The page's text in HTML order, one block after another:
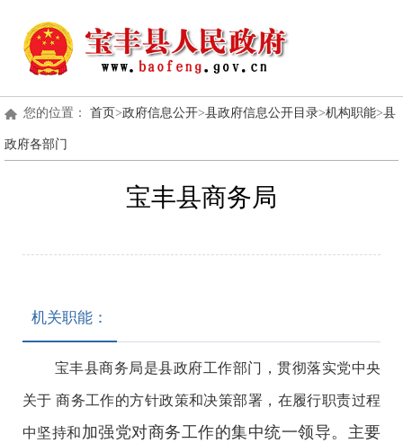
您的位置： 首页>政府信息公开>县政府信息公开目录>机构职能>县
政府各部门
宝丰县商务局
机关职能：
宝丰县商务局是县政府工作部门，贯彻落实党中央
关于 商务工作的方针政策和决策部署，在履行职责过程
中坚持和加强党对商务工作的集中统一领导。主要